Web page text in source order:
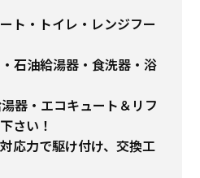
ト・トイレ・レンジフー
石油給湯器・食洗器・浴
器・エコキュート＆リフ
さい！
応力で駆け付け、交換工